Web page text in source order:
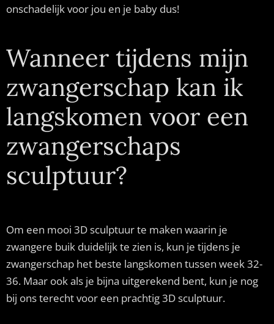
onschadelijk voor jou en je baby dus!
Wanneer tijdens mijn
zwangerschap kan ik
langskomen voor een
zwangerschaps
sculptuur?
Om een mooi 3D sculptuur te maken waarin je
zwangere buik duidelijk te zien is, kun je tijdens je
zwangerschap het beste langskomen tussen week 32-
36. Maar ook als je bijna uitgerekend bent, kun je nog
bij ons terecht voor een prachtig 3D sculptuur.